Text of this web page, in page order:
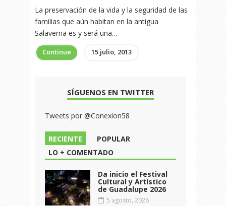
La preservación de la vida y la seguridad de las
familias que aún habitan en la antigua
Salaverna es y será una…
Continue 15 julio, 2013
SÍGUENOS EN TWITTER
Tweets por @Conexion58
RECIENTE
POPULAR
LO + COMENTADO
Da inicio el Festival
Cultural y Artístico
de Guadalupe 2026
5 agosto, 2026